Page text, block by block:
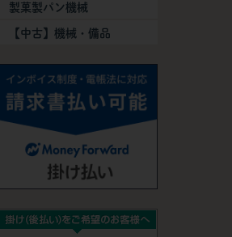
製菓製パン機械
【中古】機械・備品